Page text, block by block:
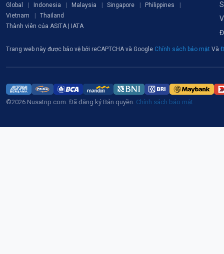
Global
Indonesia Malaysia Singapore
Philippines
Vietnam
Thailand
Thành viên của ASITA | IATA
Trang web này được bảo vệ bởi reCAPTCHA và Google Chính sách bảo mật Và
©2026 Nusatrip.com. Đã đăng ký Bản quyền. Chính sách bảo mật